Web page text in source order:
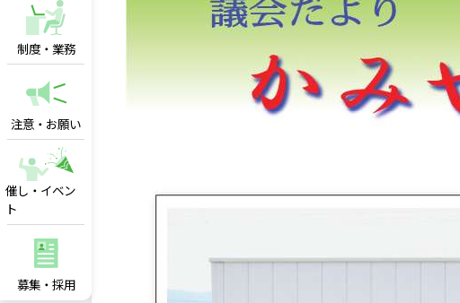
制度・業務
注意・お願い
催し・イベン
ト
募集・採用